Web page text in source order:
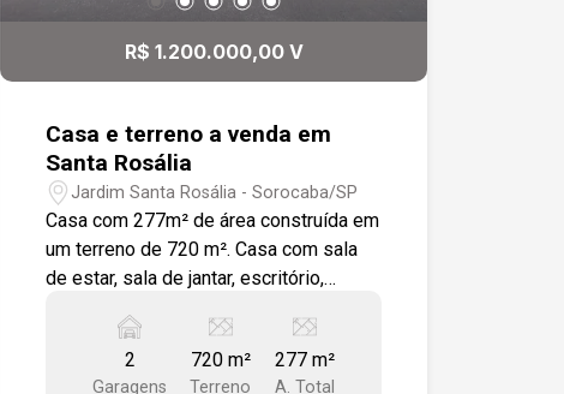
R$ 1.200.000,00 V
Casa e terreno a venda em
Santa Rosália
Jardim Santa Rosália - Sorocaba/SP
Casa com 277m² de área construída em
um terreno de 720 m². Casa com sala
de estar, sala de jantar, escritório,
sendo suíte e wc social. Garagem ,
edícula e quintal amplo. Esquina com
2
Garagens
720 m²
Terreno
277 m²
A. Total